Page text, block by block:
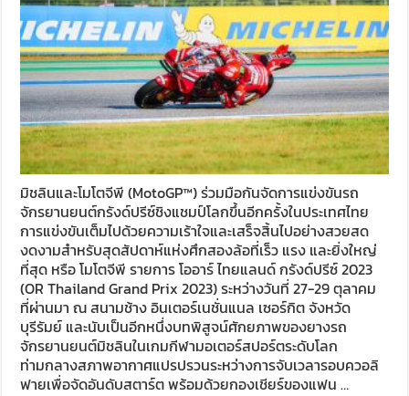
มิชลินและโมโตจีพี (MotoGP™) ร่วมมือกันจัดการแข่งขันรถ
จักรยานยนต์กรังด์ปรีซ์ชิงแชมป์โลกขึ้นอีกครั้งในประเทศไทย
การแข่งขันเต็มไปด้วยความเร้าใจและเสร็จสิ้นไปอย่างสวยสด
งดงามสำหรับสุดสัปดาห์แห่งศึกสองล้อที่เร็ว แรง และยิ่งใหญ่
ที่สุด หรือ โมโตจีพี รายการ โออาร์ ไทยแลนด์ กรังด์ปรีซ์ 2023
(OR Thailand Grand Prix 2023) ระหว่างวันที่ 27-29 ตุลาคม
ที่ผ่านมา ณ สนามช้าง อินเตอร์เนชั่นแนล เซอร์กิต จังหวัด
บุรีรัมย์ และนับเป็นอีกหนึ่งบทพิสูจน์ศักยภาพของยางรถ
จักรยานยนต์มิชลินในเกมกีฬามอเตอร์สปอร์ตระดับโลก
ท่ามกลางสภาพอากาศแปรปรวนระหว่างการจับเวลารอบควอลิ
ฟายเพื่อจัดอันดับสตาร์ต พร้อมด้วยกองเชียร์ของแฟน …